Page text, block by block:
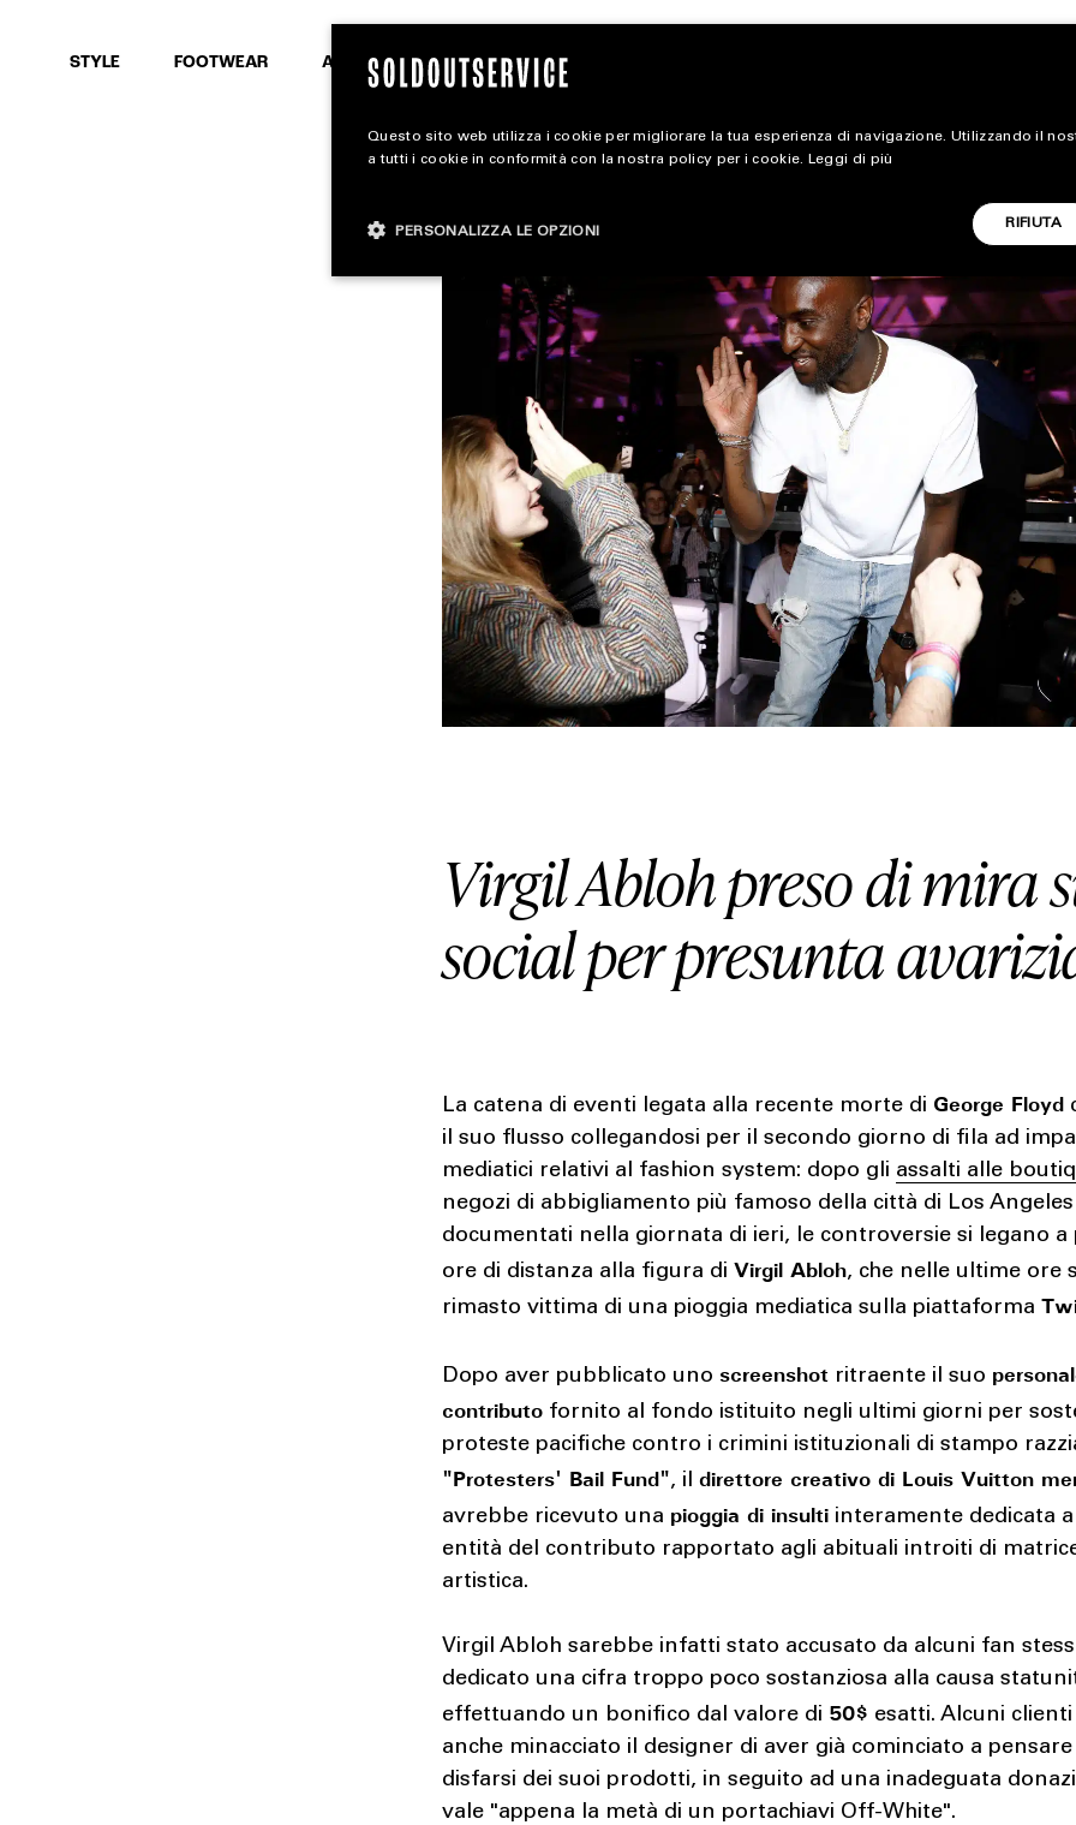
CARICA ALTRI
STYLE FOOTWEAR ACCESSORIES
SEARCH
ALL EXTRA
ART & DESIGN
CINEMA
FOOD & BEVERAGE
HOUSE
LIFESTYLE
SPORT
TECH
Virgil Abloh preso di mira
social per presunta
La catena di eventi legata alla recente morte di George Floyd
il suo flusso collegandosi per il secondo giorno di fila ad
mediatici relativi al fashion system: dopo gli assalti alle
negozi di abbigliamento più famoso della città di Los Angeles
documentati nella giornata di ieri, le controversie si legano a
ore di distanza alla figura di Virgil Abloh, che nelle ultime ore
rimasto vittima di una pioggia mediatica sulla piattaforma
Dopo aver pubblicato unoscreenshot ritraente il suo
contributo fornito al fondo istituito negli ultimi giorni per
proteste pacifiche contro i crimini istituzionali di stampo
"Protesters' Bail Fund", ildirettore creativo di Louis Vuitton
avrebbe ricevuto una pioggia di insulti interamente dedicata
entità del contributo rapportato agli abituali introiti di
artistica.
Virgil Abloh sarebbe infatti stato accusato da alcuni fan
dedicato una cifra troppo poco sostanziosa alla causa
effettuando un bonifico dal valore di 50$ esatti. Alcuni
anche minacciato il designer di aver già cominciato a
disfarsi dei suoi prodotti, in seguito ad una inadeguata
vale "appena la metà di un portachiavi Off-White".
Questo sito web utilizza i cookie per migliorare la tua esperienza di navigazione. Utilizzando il
a tutti i cookie in conformità con la nostra policy per i cookie. Leggi di più
RIFIUTA
PERSONALIZZA LE OPZIONI